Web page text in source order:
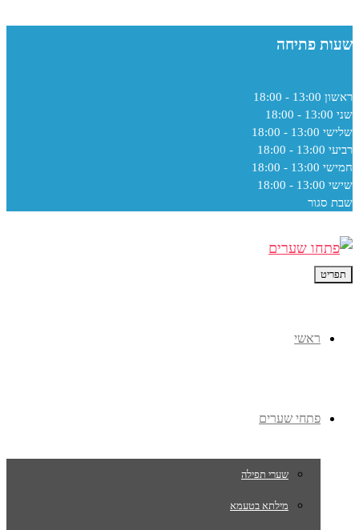
שעות פתיחה
ראשון 13:00 - 18:00
שני 13:00 - 18:00
שלישי 13:00 - 18:00
רביעי 13:00 - 18:00
חמישי 13:00 - 18:00
שישי 13:00 - 18:00
שבת סגור
תפריט
ראשי
פתחי שערים
שערי תפילה
מילתא בטעמא